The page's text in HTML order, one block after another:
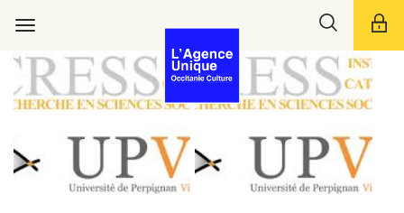
principal
navigation
Toggle
bar